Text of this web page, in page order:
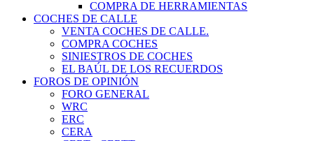
COMPRA DE HERRAMIENTAS
COCHES DE CALLE
VENTA COCHES DE CALLE.
COMPRA COCHES
SINIESTROS DE COCHES
EL BAÚL DE LOS RECUERDOS
FOROS DE OPINIÓN
FORO GENERAL
WRC
ERC
CERA